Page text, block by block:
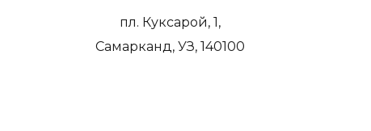
пл. Куксарой, 1,
Самарканд, УЗ, 140100